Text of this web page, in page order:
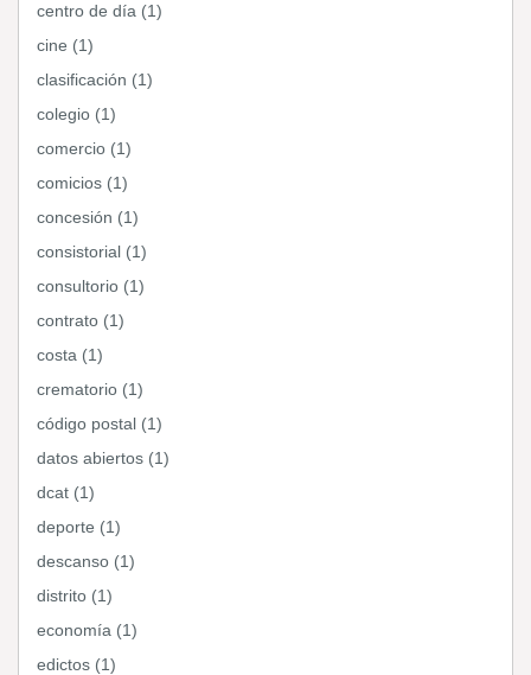
centro de día (1)
cine (1)
clasificación (1)
colegio (1)
comercio (1)
comicios (1)
concesión (1)
consistorial (1)
consultorio (1)
contrato (1)
costa (1)
crematorio (1)
código postal (1)
datos abiertos (1)
dcat (1)
deporte (1)
descanso (1)
distrito (1)
economía (1)
edictos (1)